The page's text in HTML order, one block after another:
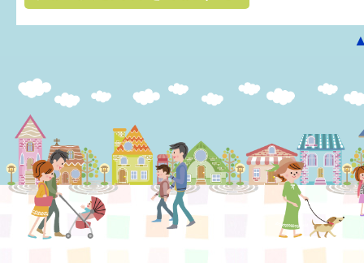
みんなの知恵袋
食育
福井市図書館オススメの本
お出かけ情報
病気・けが 基本情報
パパもママも子育て